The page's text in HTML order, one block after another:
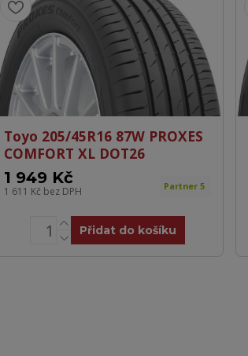
Toyo 205/45R16 87W PROXES
COMFORT XL DOT26
1 949 Kč
1 611 Kč bez DPH Partner 5
Přidat do košíku